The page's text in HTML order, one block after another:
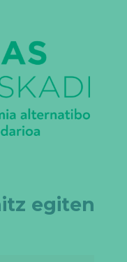
egiten